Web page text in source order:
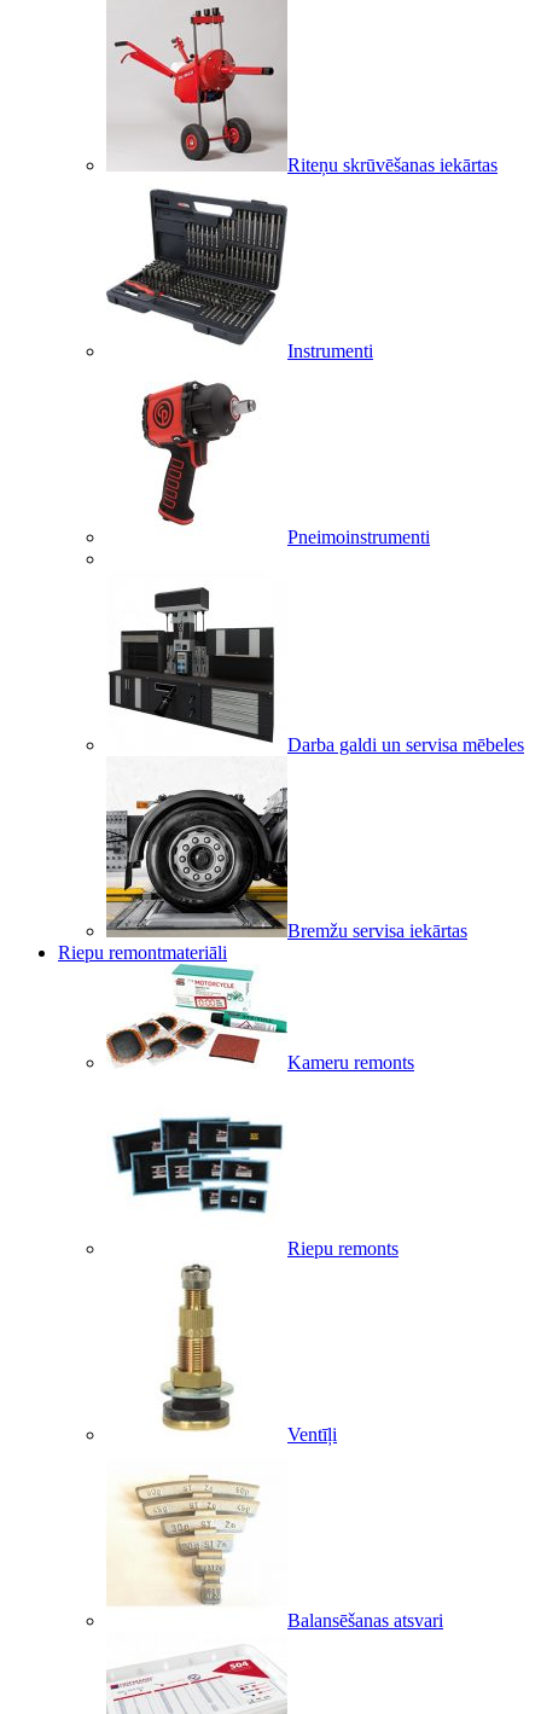
Riteņu skrūvēšanas iekārtas
Instrumenti
Pneimoinstrumenti
Darba galdi un servisa mēbeles
Bremžu servisa iekārtas
Riepu remontmateriāli
Kameru remonts
Riepu remonts
Ventīļi
Balansēšanas atsvari